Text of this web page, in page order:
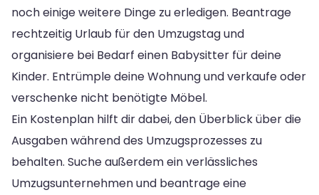
noch einige weitere Dinge zu erledigen. Beantrage
rechtzeitig Urlaub für den Umzugstag und
organisiere bei Bedarf einen Babysitter für deine
Kinder. Entrümple deine Wohnung und verkaufe oder
verschenke nicht benötigte Möbel.
Ein Kostenplan hilft dir dabei, den Überblick über die
Ausgaben während des Umzugsprozesses zu
behalten. Suche außerdem ein verlässliches
Umzugsunternehmen und beantrage eine